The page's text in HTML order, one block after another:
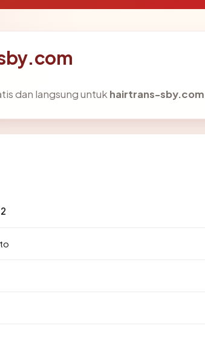
dan langsung untuk hairtrans-sby.com